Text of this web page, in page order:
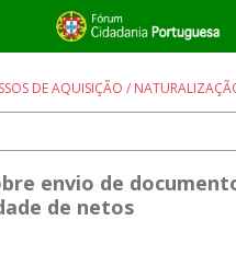
Entrar Registrar-se
Úteis
Registrar-se
DE AQUISIÇÃO /
envio de
de netos